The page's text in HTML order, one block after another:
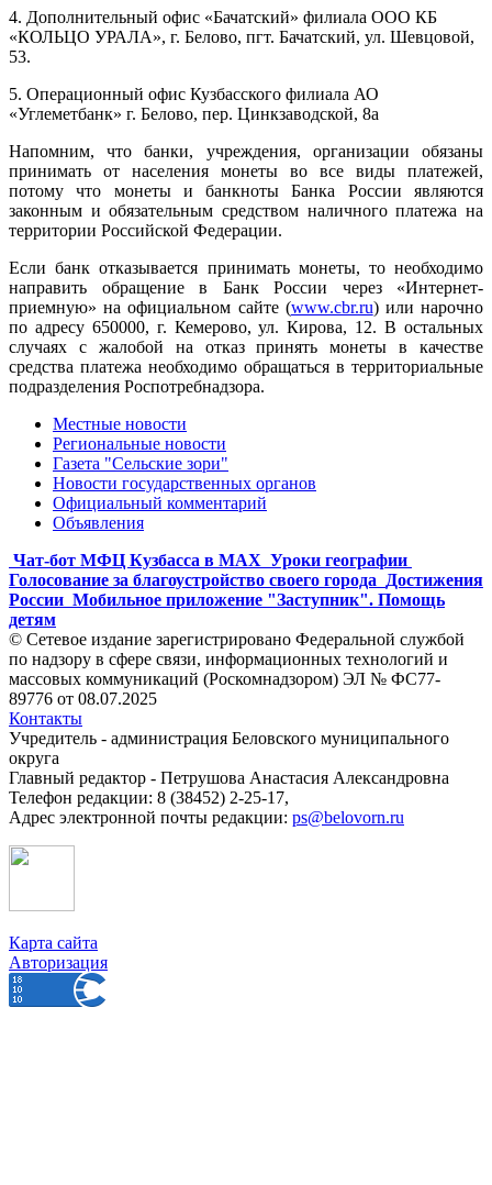
4. Дополнительный офис «Бачатский» филиала ООО КБ
«КОЛЬЦО УРАЛА», г. Белово, пгт. Бачатский, ул. Шевцовой,
53.
5. Операционный офис Кузбасского филиала АО
«Углеметбанк» г. Белово, пер. Цинкзаводской, 8а
Напомним, что банки, учреждения, организации обязаны
принимать от населения монеты во все виды платежей,
потому что монеты и банкноты Банка России являются
законным и обязательным средством наличного платежа на
территории Российской Федерации.
Если банк отказывается принимать монеты, то необходимо
направить обращение в Банк России через «Интернет-
приемную» на официальном сайте (www.cbr.ru) или нарочно
по адресу 650000, г. Кемерово, ул. Кирова, 12. В остальных
случаях с жалобой на отказ принять монеты в качестве
средства платежа необходимо обращаться в территориальные
подразделения Роспотребнадзора.
Местные новости
Региональные новости
Газета "Сельские зори"
Новости государственных органов
Официальный комментарий
Объявления
Чат-бот МФЦ Кузбасса в MAX Уроки географии
Голосование за благоустройство своего города
Достижения
России Мобильное приложение "Заступник". Помощь
детям
© Сетевое издание зарегистрировано Федеральной службой
по надзору в сфере связи, информационных технологий и
массовых коммуникаций (Роскомнадзором) ЭЛ № ФС77-
89776 от 08.07.2025
Контакты
Учредитель - администрация Беловского муниципального
округа
Главный редактор - Петрушова Анастасия Александровна
Телефон редакции: 8 (38452) 2-25-17,
Адрес электронной почты редакции: ps@belovorn.ru
Карта сайта
Авторизация